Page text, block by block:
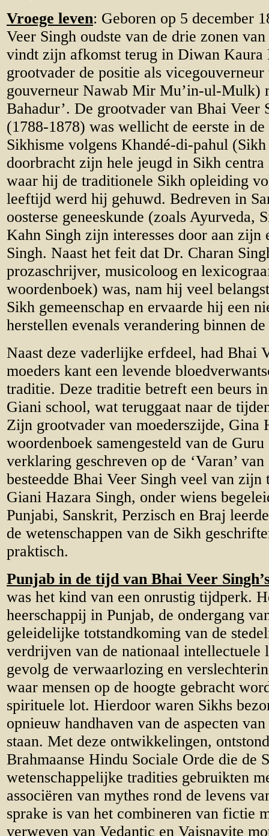
Vroege leven: Geboren op 5 december
Veer Singh oudste van de drie zonen
vindt zijn afkomst terug in Diwan
grootvader de positie als
gouverneur Nawab Mir Mu’in-ul-Mulk)
Bahadur’. De grootvader van Bhai Veer
(1788-1878) was wellicht de eerste in
Sikhisme volgens Khandé-di-pahul
doorbracht zijn hele jeugd in Sikh
waar hij de traditionele Sikh opleiding
leeftijd werd hij gehuwd. Bedreven in
oosterse geneeskunde (zoals Ayurveda,
Kahn Singh zijn interesses door aan zijn
Singh. Naast het feit dat Dr. Charan
prozaschrijver, musicoloog en
woordenboek) was, nam hij veel
Sikh gemeenschap en ervaarde hij een
herstellen evenals verandering binnen de
Naast deze vaderlijke erfdeel, had Bhai
moeders kant een levende
traditie. Deze traditie betreft een beurs
Giani school, wat teruggaat naar de
Zijn grootvader van moederszijde, Gina
woordenboek samengesteld van de
verklaring geschreven op de ‘Varan’
besteedde Bhai Veer Singh veel van
Giani Hazara Singh, onder wiens
Punjabi, Sanskrit, Perzisch en Braj
de wetenschappen van de Sikh
praktisch.
Punjab in de tijd van Bhai Veer
was het kind van een onrustig tijdperk.
heerschappij in Punjab, de ondergang
geleidelijke totstandkoming van de
verdrijven van de nationaal intellectuele
gevolg de verwaarlozing en
waar mensen op de hoogte gebracht
spirituele lot. Hierdoor waren Sikhs
opnieuw handhaven van de aspecten
staan. Met deze ontwikkelingen,
Brahmaanse Hindu Sociale Orde die de
wetenschappelijke tradities gebruikten
associëren van mythes rond de levens
sprake is van het combineren van fictie
verweven van Vedantic en Vaisnavite